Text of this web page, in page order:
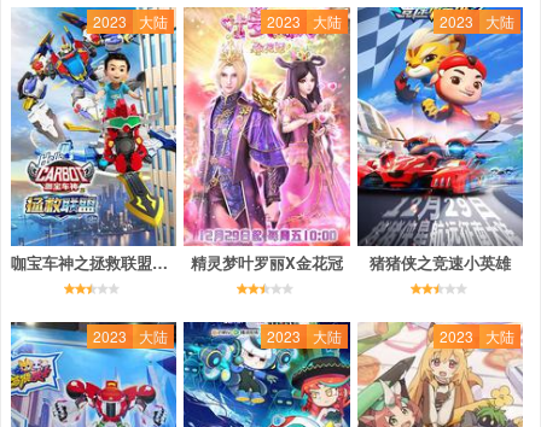
2023 大陆
咖宝车神之拯救联盟（下）
2023 大陆
精灵梦叶罗丽X金花冠
2023 大陆
猪猪侠之竞速小英雄
2023 大陆 2023 大陆 2023 大陆